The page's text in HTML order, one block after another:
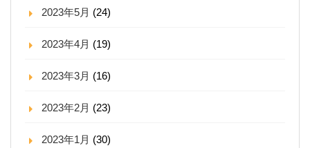
2023年5月 (24)
2023年4月 (19)
2023年3月 (16)
2023年2月 (23)
2023年1月 (30)